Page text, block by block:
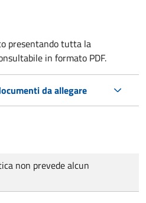
presentando tutta la
in formato PDF.
da allegare
non prevede alcun